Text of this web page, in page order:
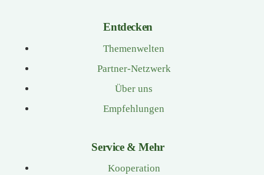
Entdecken
Themenwelten
Partner-Netzwerk
Über uns
Empfehlungen
Service & Mehr
Kooperation